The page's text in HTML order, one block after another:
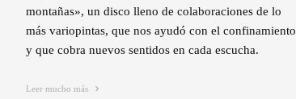
montañas», un disco lleno de colaboraciones de lo
más variopintas, que nos ayudó con el confinamiento
y que cobra nuevos sentidos en cada escucha.
Leer mucho más